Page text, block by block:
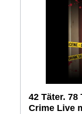
42 Täter. 78
Crime Live